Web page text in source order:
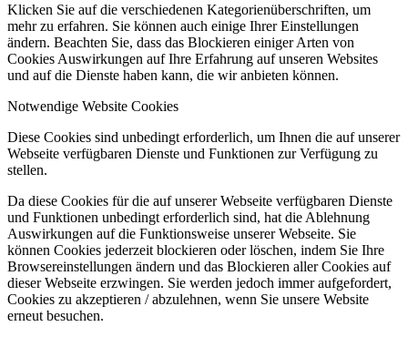
Klicken Sie auf die verschiedenen Kategorienüberschriften, um
mehr zu erfahren. Sie können auch einige Ihrer Einstellungen
ändern. Beachten Sie, dass das Blockieren einiger Arten von
Cookies Auswirkungen auf Ihre Erfahrung auf unseren Websites
und auf die Dienste haben kann, die wir anbieten können.
Notwendige Website Cookies
Diese Cookies sind unbedingt erforderlich, um Ihnen die auf unserer
Webseite verfügbaren Dienste und Funktionen zur Verfügung zu
stellen.
Da diese Cookies für die auf unserer Webseite verfügbaren Dienste
und Funktionen unbedingt erforderlich sind, hat die Ablehnung
Auswirkungen auf die Funktionsweise unserer Webseite. Sie
können Cookies jederzeit blockieren oder löschen, indem Sie Ihre
Browsereinstellungen ändern und das Blockieren aller Cookies auf
dieser Webseite erzwingen. Sie werden jedoch immer aufgefordert,
Cookies zu akzeptieren / abzulehnen, wenn Sie unsere Website
erneut besuchen.